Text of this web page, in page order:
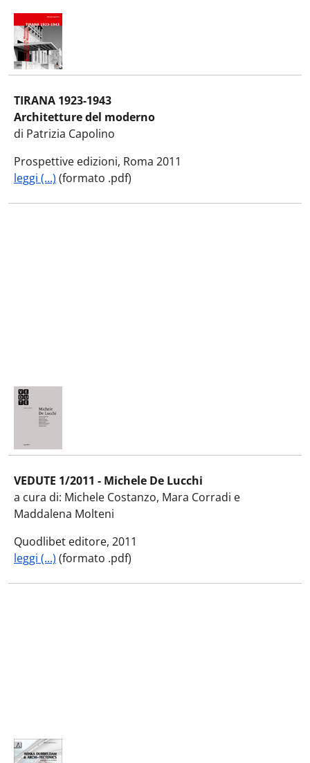
TIRANA 1923-1943
Architetture del moderno
di Patrizia Capolino
Prospettive edizioni, Roma 2011
leggi (...) (formato .pdf)
VEDUTE 1/2011 - Michele De Lucchi
a cura di: Michele Costanzo, Mara Corradi e
Maddalena Molteni
Quodlibet editore, 2011
leggi (...) (formato .pdf)